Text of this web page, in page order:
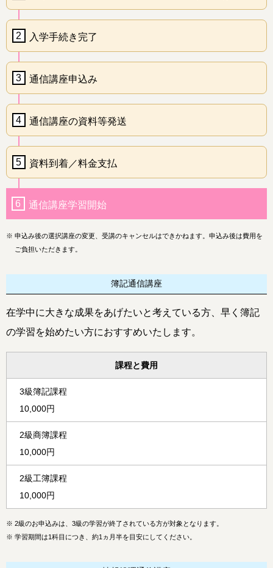
2 入学手続き完了
3 通信講座申込み
4 通信講座の資料等発送
5 資料到着／料金支払
6 通信講座学習開始
※ 申込み後の選択講座の変更、受講のキャンセルはできかねます。申込み後は費用を
ご負担いただきます。
簿記通信講座
在学中に大きな成果をあげたいと考えている方、早く簿記
の学習を始めたい方におすすめいたします。
課程と費用
3級簿記課程
10,000円
2級商簿課程
10,000円
2級工簿課程
10,000円
※ 2級のお申込みは、3級の学習が終了されている方が対象となります。
※ 学習期間は1科目につき、約1ヵ月半を目安にしてください。